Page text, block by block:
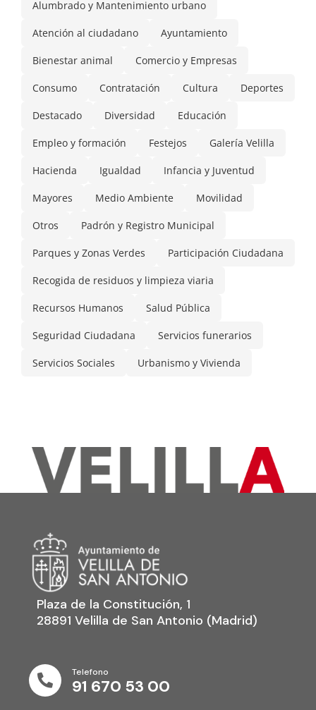
Alumbrado y Mantenimiento urbano
Atención al ciudadano Ayuntamiento
Bienestar animal Comercio y Empresas
Consumo Contratación Cultura Deportes
Destacado Diversidad Educación
Empleo y formación Festejos Galería Velilla
Hacienda Igualdad Infancia y Juventud
Mayores Medio Ambiente Movilidad
Otros Padrón y Registro Municipal
Parques y Zonas Verdes Participación Ciudadana
Recogida de residuos y limpieza viaria
Recursos Humanos Salud Pública
Seguridad Ciudadana Servicios funerarios
Servicios Sociales Urbanismo y Vivienda
Plaza de la Constitución, 1
28891 Velilla de San Antonio (Madrid)

Telefono
91 670 53 00